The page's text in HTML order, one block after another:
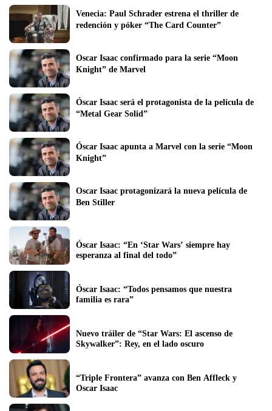
Venecia: Paul Schrader estrena el thriller de
redención y póker “The Card Counter”
Oscar Isaac confirmado para la serie “Moon
Knight” de Marvel
Óscar Isaac será el protagonista de la película de
“Metal Gear Solid”
Óscar Isaac apunta a Marvel con la serie “Moon
Knight”
Oscar Isaac protagonizará la nueva película de
Ben Stiller
Óscar Isaac: “En ‘Star Wars’ siempre hay
esperanza al final del todo”
Óscar Isaac: “Todos pensamos que nuestra
familia es rara”
Nuevo tráiler de “Star Wars: El ascenso de
Skywalker”: Rey, en el lado oscuro
“Triple Frontera” avanza con Ben Affleck y
Oscar Isaac